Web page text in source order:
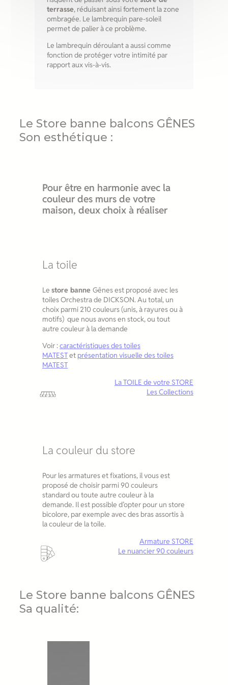
terrasse, réduisant ainsi fortement la zone
ombragée. Le lambrequin pare-soleil
permet de palier à ce problème.
Le lambrequin déroulant a aussi comme
fonction de protéger votre intimité par
rapport aux vis-à-vis.
Le Store banne balcons GÊNES
Son esthétique :
Pour être en harmonie avec la
couleur des murs de votre
maison, deux choix à réaliser
La toile
Le store banne Gênes est proposé avec les
toiles Orchestra de DICKSON. Au total, un
choix parmi 210 couleurs (unis, à rayures ou à
motifs) que nous avons en stock, ou tout
autre couleur à la demande
Voir :caractéristiques des toiles
MATESTet présentation visuelle des toiles
MATEST
La TOILE de votre STORE
Les Collections
La couleur du store
Pour les armatures et fixations, il vous est
proposé de choisir parmi 90 couleurs
standard ou toute autre couleur à la
demande. Il est possible d’opter pour un store
bicolore, par exemple avec des bras assortis à
la couleur de la toile.
Armature STORE
Le nuancier 90 couleurs
Le Store banne balcons GÊNES
Sa qualité: